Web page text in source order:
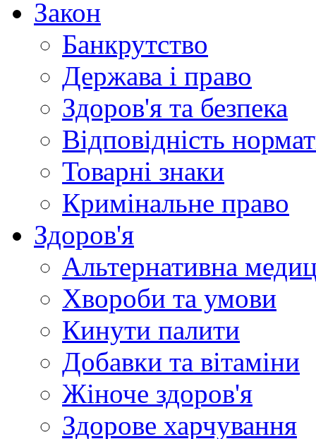
Закон
Банкрутство
Держава і право
Здоров'я та безпека
Відповідність
Товарні знаки
Кримінальне право
Здоров'я
Альтернативна
Хвороби та умови
Кинути палити
Добавки та вітаміни
Жіноче здоров'я
Здорове харчування